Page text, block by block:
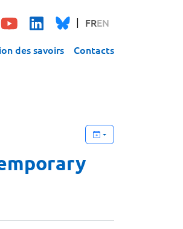
FREN
des savoirs Contacts